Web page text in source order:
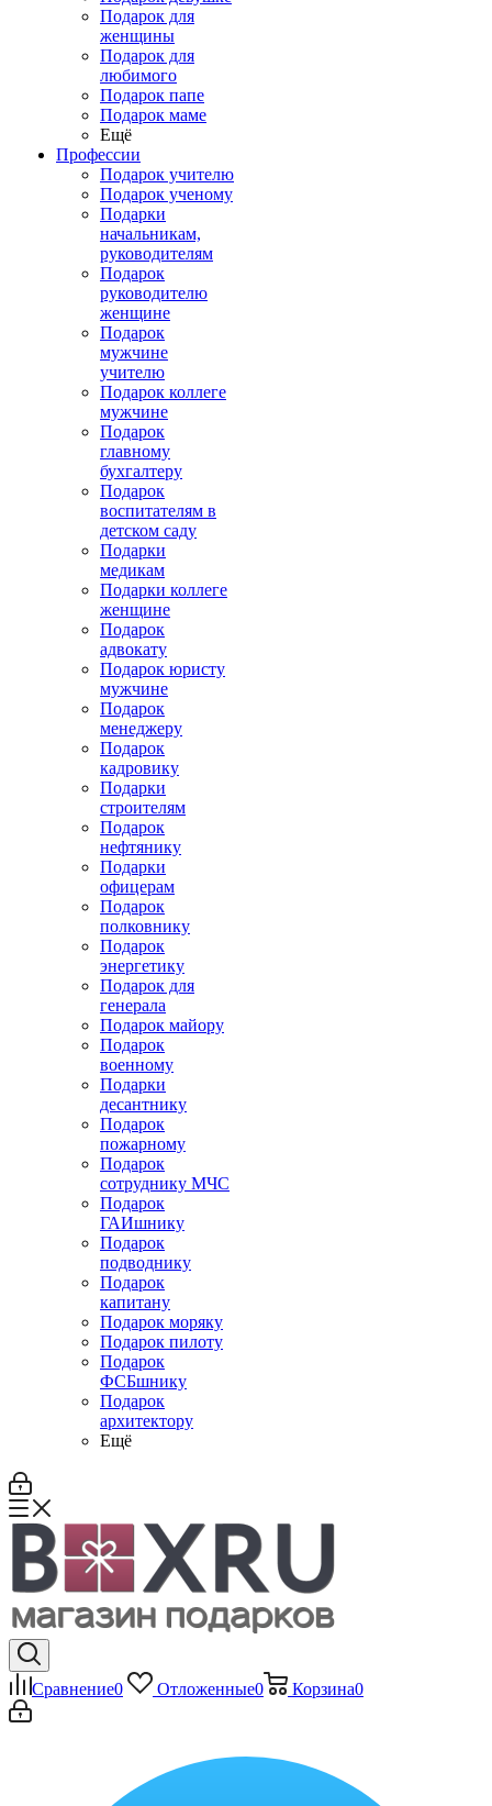
Подарок для
женщины
Подарок для
любимого
Подарок папе
Подарок маме
Ещё
Профессии
Подарок учителю
Подарок ученому
Подарки
начальникам,
руководителям
Подарок
руководителю
женщине
Подарок
мужчине
учителю
Подарок коллеге
мужчине
Подарок
главному
бухгалтеру
Подарок
воспитателям в
детском саду
Подарки
медикам
Подарки коллеге
женщине
Подарок
адвокату
Подарок юристу
мужчине
Подарок
менеджеру
Подарок
кадровику
Подарки
строителям
Подарок
нефтянику
Подарки
офицерам
Подарок
полковнику
Подарок
энергетику
Подарок для
генерала
Подарок майору
Подарок
военному
Подарки
десантнику
Подарок
пожарному
Подарок
сотруднику МЧС
Подарок
ГАИшнику
Подарок
подводнику
Подарок
капитану
Подарок моряку
Подарок пилоту
Подарок
ФСБшнику
Подарок
архитектору
Ещё
Сравнение0 Отложенные0 Корзина0